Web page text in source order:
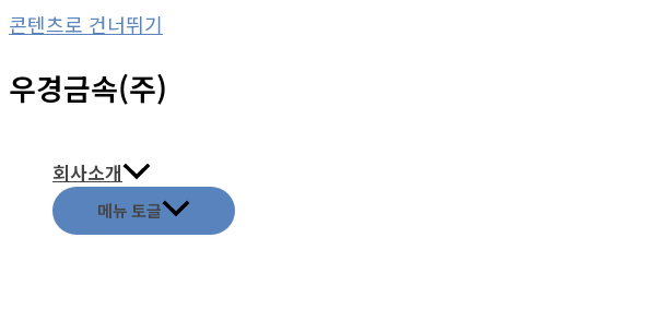
콘텐츠로 건너뛰기
우경금속(주)
회사소개
메뉴 토글